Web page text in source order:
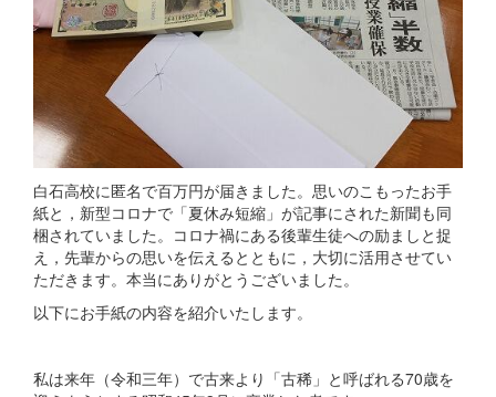
白石高校に匿名で百万円が届きました。思いのこもったお手
紙と，新型コロナで「夏休み短縮」が記事にされた新聞も同
梱されていました。コロナ禍にある後輩生徒への励ましと捉
え，先輩からの思いを伝えるとともに，大切に活用させてい
ただきます。本当にありがとうございました。
以下にお手紙の内容を紹介いたします。
私は来年（令和三年）で古来より「古稀」と呼ばれる70歳を